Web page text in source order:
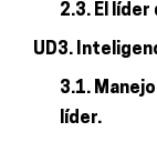
2.3. El líder
UD3.
3.1.
líder.